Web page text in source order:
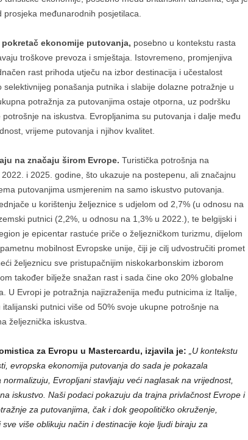
međunarodnih posjetilaca.
ekonomije putovanja, posebno u kontekstu rasta
troškove prevoza i smještaja. Istovremeno, promjenjiva
rast prihoda utječu na izbor destinacija i učestalost
ponašanja putnika i slabije dolazne potražnje u
potražnja za putovanjima ostaje otporna, uz podršku
na iskustva. Evropljanima su putovanja i dalje među
vrijeme putovanja i njihov kvalitet.
na značaju širom Evrope. Turistička potrošnja na
i 2025. godine, što ukazuje na postepenu, ali značajnu
putovanjima usmjerenim na samo iskustvo putovanja.
u korištenju željeznice s udjelom od 2,7% (u odnosu na
putnici (2,2%, u odnosu na 1,3% u 2022.), te belgijski i
je epicentar rastuće priče o željezničkom turizmu, dijelom
mobilnost Evropske unije, čiji je cilj udvostručiti promet
željeznicu sve pristupačnijim niskokarbonskim izborom
također bilježe snažan rast i sada čine oko 20% globalne
U Evropi je potražnja najizraženija među putnicima iz Italije,
putnici više od 50% svoje ukupne potrošnje na
željeznička iskustva.
za Evropu u Mastercardu, izjavila je:
„U kontekstu
evropska ekonomija putovanja do sada je pokazala
Evropljani stavljaju veći naglasak na vrijednost,
iskustvo. Naši podaci pokazuju da trajna privlačnost Evrope i
za putovanjima, čak i dok geopolitičko okruženje,
više oblikuju način i destinacije koje ljudi biraju za